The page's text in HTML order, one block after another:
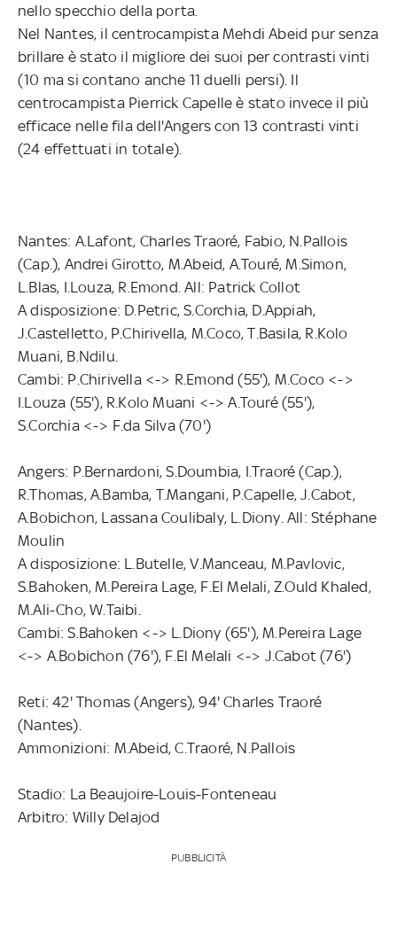
nello specchio della porta.
Nel Nantes, il centrocampista Mehdi Abeid pur senza
brillare è stato il migliore dei suoi per contrasti vinti
(10 ma si contano anche 11 duelli persi). Il
centrocampista Pierrick Capelle è stato invece il più
efficace nelle fila dell'Angers con 13 contrasti vinti
(24 effettuati in totale).
Nantes: A.Lafont, Charles Traoré, Fabio, N.Pallois
(Cap.), Andrei Girotto, M.Abeid, A.Touré, M.Simon,
L.Blas, I.Louza, R.Emond. All: Patrick Collot
A disposizione: D.Petric, S.Corchia, D.Appiah,
J.Castelletto, P.Chirivella, M.Coco, T.Basila, R.Kolo
Muani, B.Ndilu.
Cambi: P.Chirivella <-> R.Emond (55'), M.Coco <->
I.Louza (55'), R.Kolo Muani <-> A.Touré (55'),
S.Corchia <-> F.da Silva (70')
Angers: P.Bernardoni, S.Doumbia, I.Traoré (Cap.),
R.Thomas, A.Bamba, T.Mangani, P.Capelle, J.Cabot,
A.Bobichon, Lassana Coulibaly, L.Diony. All: Stéphane
Moulin
A disposizione: L.Butelle, V.Manceau, M.Pavlovic,
S.Bahoken, M.Pereira Lage, F.El Melali, Z.Ould Khaled,
M.Ali-Cho, W.Taibi.
Cambi: S.Bahoken <-> L.Diony (65'), M.Pereira Lage
<-> A.Bobichon (76'), F.El Melali <-> J.Cabot (76')
Reti: 42' Thomas (Angers), 94' Charles Traoré
(Nantes).
Ammonizioni: M.Abeid, C.Traoré, N.Pallois
Stadio: La Beaujoire-Louis-Fonteneau
Arbitro: Willy Delajod
PUBBLICITÀ